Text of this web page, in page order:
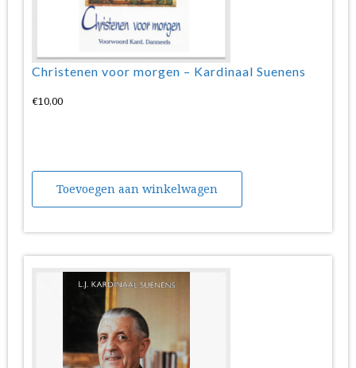
Christenen voor morgen – Kardinaal Suenens
€10,00
Toevoegen aan winkelwagen